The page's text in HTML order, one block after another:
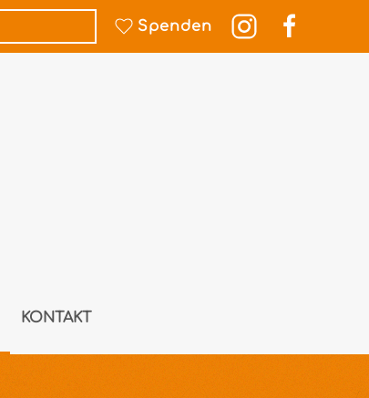
Spenden
KONTAKT